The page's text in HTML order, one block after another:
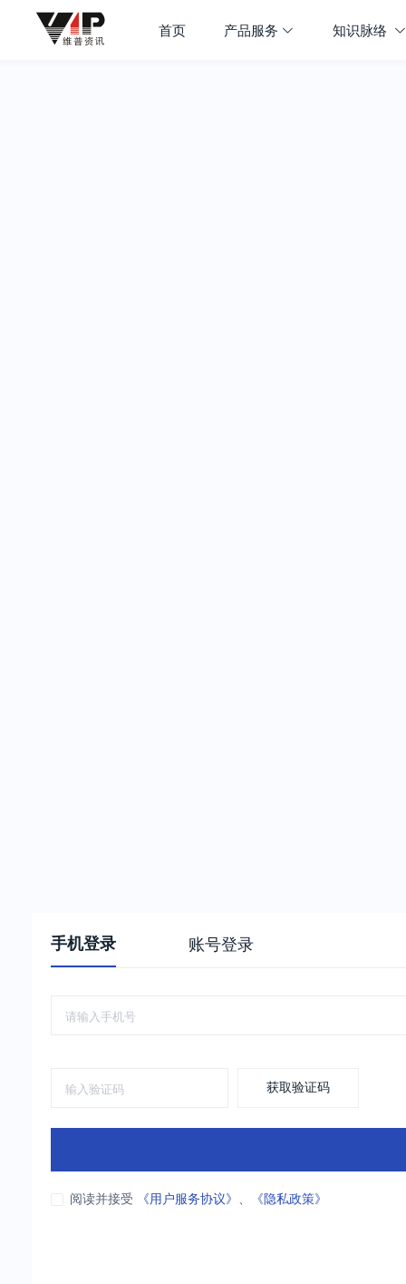
首页 产品服务 知识脉络
手机登录 账号登录
获取验证码
阅读并接受 《用户服务协议》 、 《隐私政策》